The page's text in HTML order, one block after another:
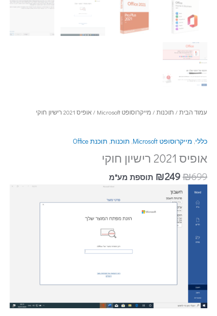
עמוד הבית / תוכנות / מייקרוסופט Microsoft / אופיס 2021 רישיון חוקי
כללי, מייקרוסופט Microsoft , תוכנות, תוכנת Office
אופיס 2021 רישיון חוקי
₪699
₪249 תוספת מע"מ